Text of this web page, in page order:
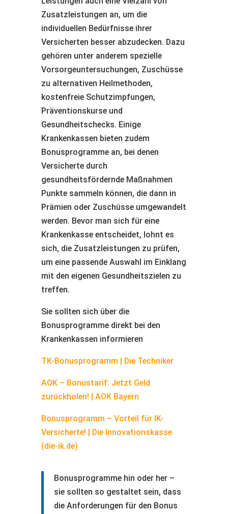
Zusatzleistungen an, um die
individuellen Bedürfnisse ihrer
Versicherten besser abzudecken. Dazu
gehören unter anderem spezielle
Vorsorgeuntersuchungen, Zuschüsse
zu alternativen Heilmethoden,
kostenfreie Schutzimpfungen,
Präventionskurse und
Gesundheitschecks. Einige
Krankenkassen bieten zudem
Bonusprogramme an, bei denen
Versicherte durch
gesundheitsfördernde Maßnahmen
Punkte sammeln können, die dann in
Prämien oder Zuschüsse umgewandelt
werden. Bevor man sich für eine
Krankenkasse entscheidet, lohnt es
sich, die Zusatzleistungen zu prüfen,
um eine passende Auswahl im Einklang
mit den eigenen Gesundheitszielen zu
treffen.
Sie sollten sich über die
Bonusprogramme direkt bei den
Krankenkassen informieren
TK-Bonusprogramm | Die Techniker
AOK – Bonustarif: Jetzt Geld
zurückholen! | AOK Bayern
Bonusprogramm – Vorteil für IK-
Versicherte! | Die Innovationskasse
(die-ik.de)
Bonusprogramme hin oder her –
sie sollten so gestaltet sein, dass
die Anforderungen für den Bonus